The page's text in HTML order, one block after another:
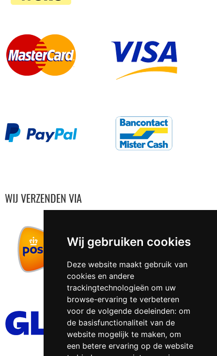
Wij gebruiken cookies
Deze website maakt gebruik van
cookies en andere
trackingtechnologieën om uw
browse-ervaring te verbeteren
voor de volgende doeleinden: om
de basisfunctionaliteit van de
website mogelijk te maken, om
een betere ervaring op de website
WIJ VERZENDEN VIA